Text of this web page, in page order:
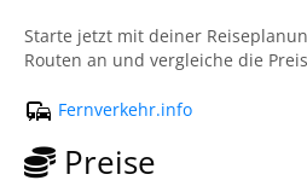
Starte jetzt mit deiner
Routen an und vergleiche die
Fernverkehr.info
Preise